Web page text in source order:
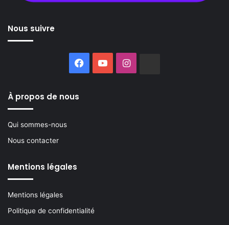
Nous suivre
Facebook
YouTubeInstagram
À propos de nous
Qui sommes-nous
Nous contacter
Mentions légales
Mentions légales
Politique de confidentialité